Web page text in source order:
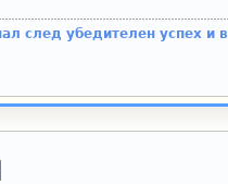
след убедителен успех и